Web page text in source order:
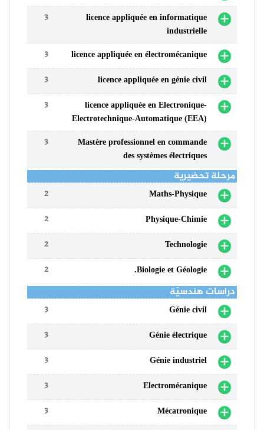
licence appliquée en informatique
industrielle
3
licence appliquée en électromécanique
3
licence appliquée en génie civil
3
licence appliquée en Electronique-
Electrotechnique-Automatique (EEA)
3
Mastère professionnel en commande
des systèmes électriques
3
مرحلة تحضيرية
Maths-Physique
2
Physique-Chimie
2
Technologie
2
Biologie et Géologie.
2
دراسات هندسيّة
Génie civil
3
Génie électrique
3
Génie industriel
3
Electromécanique
3
Mécatronique
3